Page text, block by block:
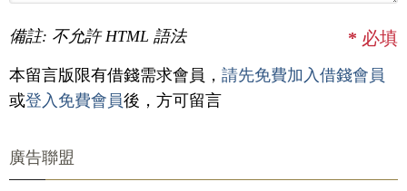
備註: 不允許 HTML 語法 * 必填
本留言版限有借錢需求會員， 請先免費加入借錢會員
或登入免費會員後，方可留言
廣告聯盟